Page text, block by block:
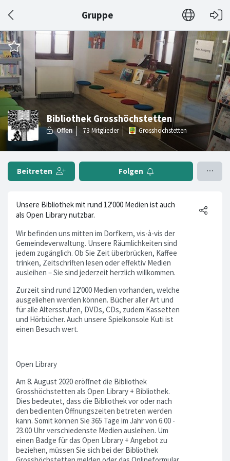
Gruppe
Bibliothek Grosshöchstetten
Grosshöchstetten
Beitreten Folgen
Unsere Bibliothek mit rund 12'000 Medien ist auch
als Open Library nutzbar.
Wir befinden uns mitten im Dorfkern, vis-à-vis der
Gemeindeverwaltung. Unsere Räumlichkeiten sind
jedem zugänglich. Ob Sie Zeit überbrücken, Kaffee
trinken, Zeitschriften lesen oder effektiv Medien
ausleihen – Sie sind jederzeit herzlich willkommen.
Zurzeit sind rund 12'000 Medien vorhanden, welche
ausgeliehen werden können. Bücher aller Art und
für alle Altersstufen, DVDs, CDs, zudem Kassetten
und Hörbücher. Auch unsere Spielkonsole Kuti ist
einen Besuch wert.
Open Library
Am 8. August 2020 eröffnet die Bibliothek
Grosshöchstetten als Open Library + Bibliothek.
Dies bedeutet, dass die Bibliothek vor oder nach
den bedienten Öffnungszeiten betreten werden
kann. Somit können Sie 365 Tage im Jahr von 6.00 -
23.00 Uhr verschiedenste Medien ausleihen. Um
einen Badge für das Open Library + Angebot zu
beziehen, müssen Sie sich bei der Bibliothek